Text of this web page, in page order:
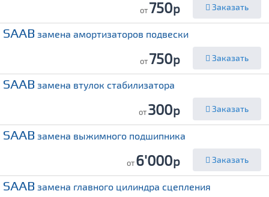
от750р Заказать
SAAB замена амортизаторов подвески
от750р Заказать
SAAB замена втулок стабилизатора
от300р Заказать
SAAB замена выжимного подшипника
от6'000р Заказать
SAAB замена главного цилиндра сцепления